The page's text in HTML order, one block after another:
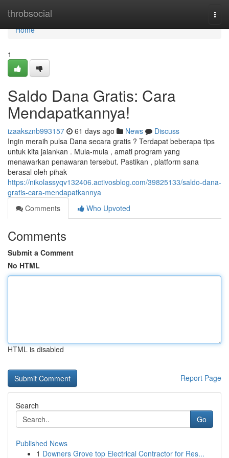
throbsocial
Home
Home
1
Saldo Dana Gratis: Cara
Mendapatkannya!
izaaksznb993157 61 days ago News
Discuss
Ingin meraih pulsa Dana secara gratis ? Terdapat beberapa tips
untuk kita jalankan . Mula-mula , amati program yang
menawarkan penawaran tersebut. Pastikan , platform sana
berasal oleh pihak
https://nikolassyqv132406.activosblog.com/39825133/saldo-dana-
gratis-cara-mendapatkannya
Comments
Who Upvoted
Comments
Submit a Comment
No HTML
HTML is disabled
Report Page
Search
Go
Published News
1 Downers Grove top Electrical Contractor for Res...